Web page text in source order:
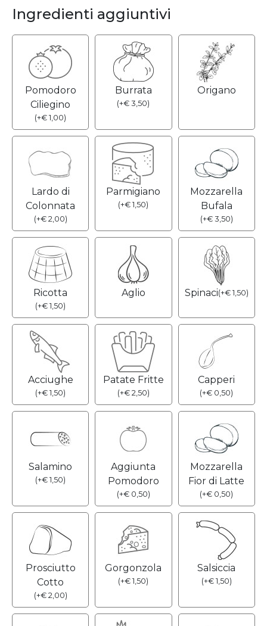
Ingredienti aggiuntivi
Pomodoro
Ciliegino
(+€ 1,00)
Burrata
(+€ 3,50)
Origano
Lardo di
Colonnata
(+€2,00)
Parmigiano
(+€ 1,50)
Mozzarella
Bufala
(+€3,50)
Ricotta
(+€ 1,50)
Aglio Spinaci(+€1,50)
Acciughe
(+€ 1,50)
Patate Fritte
(+€2,50)
Capperi
(+€ 0,50)
Salamino
(+€ 1,50)
Aggiunta
Pomodoro
(+€0,50)
Mozzarella
Fior di Latte
(+€ 0,50)
Prosciutto
Cotto
(+€2,00)
Gorgonzola
(+€ 1,50)
Salsiccia
(+€1,50)